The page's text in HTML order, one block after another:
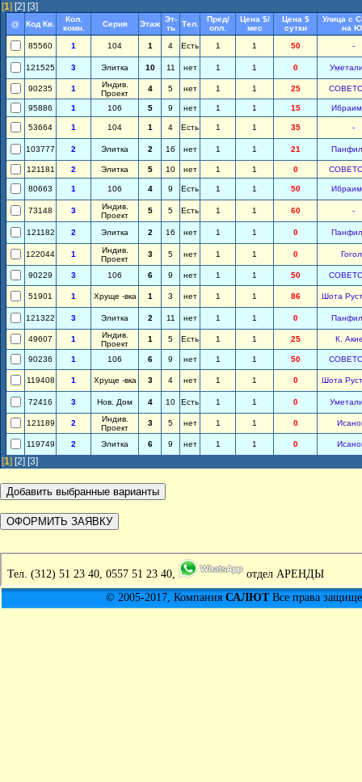
[1] [2] [3]
@ Код Кв.
Кол.
комн.
Серия Этаж
Эт-
ть
Тел.
Пред/
опл.
Цена $/
мес
Цена $
сутки
Улица с
на
85560
1 104 1 4 Есть 1 1 50 -
121525 3 Элитка 10 11 нет 1 1 0
90235 1
Индив.
Проект
4 5 нет 1 1 25
95886 1 106 5 9 нет 1 1 15
53664 1 104 1 4 Есть 1 1 35 -
103777 2 Элитка 2 16 нет 1 1 21
121181 2 Элитка 5 10 нет 1 1 0
80663 1 106 4 9 Есть 1 1 50
73148 3
Индив.
Проект
5 5 Есть 1 1 60 -
121182 2 Элитка 2 16 нет 1 1 0
122044 1
Индив.
Проект
3 5 нет 1 1 0
90229 3 106 6 9 нет 1 1 50
51901 1 Хруще -вка 1 3 нет 1 1 86 Шота
121322 3 Элитка 2 11 нет 1 1 0
49607 1
Индив.
Проект
1 5 Есть 1 1 25 К.
90236 1 106 6 9 нет 1 1 50
119408 1 Хруще -вка 3 4 нет 1 1 0 Шота
72416 3 Нов. Дом 4 10 Есть 1 1 0
121189 2
Индив.
Проект
3 5 нет 1 1 0
119749 2 Элитка 6 9 нет 1 1 0
[1] [2] [3]
Тел. (312) 51 23 40, 0557 51 23 40,
отдел АРЕНДЫ
© 2005-2017, Компания САЛЮТВсе права